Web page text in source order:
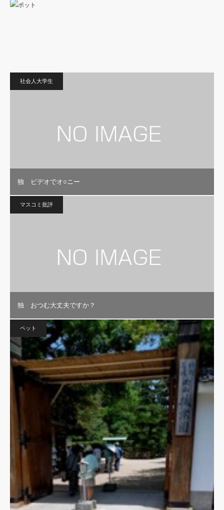
社会人大学生
独 ビデオでオ○ニー
マスコミ批評
独 おつむ大丈夫ですか？
ペット